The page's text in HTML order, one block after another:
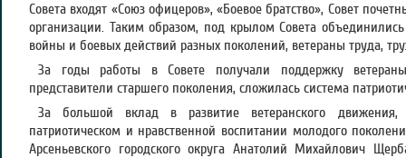
Совета входят «Союз офицеров», «Боевое братство», Совет
организации. Таким образом, под крылом Совета
войны и боевых действий разных поколений, ветераны труда,
За годы работы в Совете получали поддержку
представители старшего поколения, сложилась система
За большой вклад в развитие ветеранского
патриотическом и нравственной воспитании молодого
Арсеньевского городского округа Анатолий Михайлович